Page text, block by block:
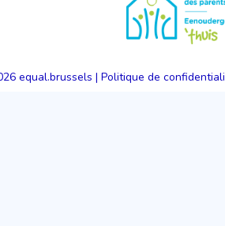
equal.brussels | Politique de